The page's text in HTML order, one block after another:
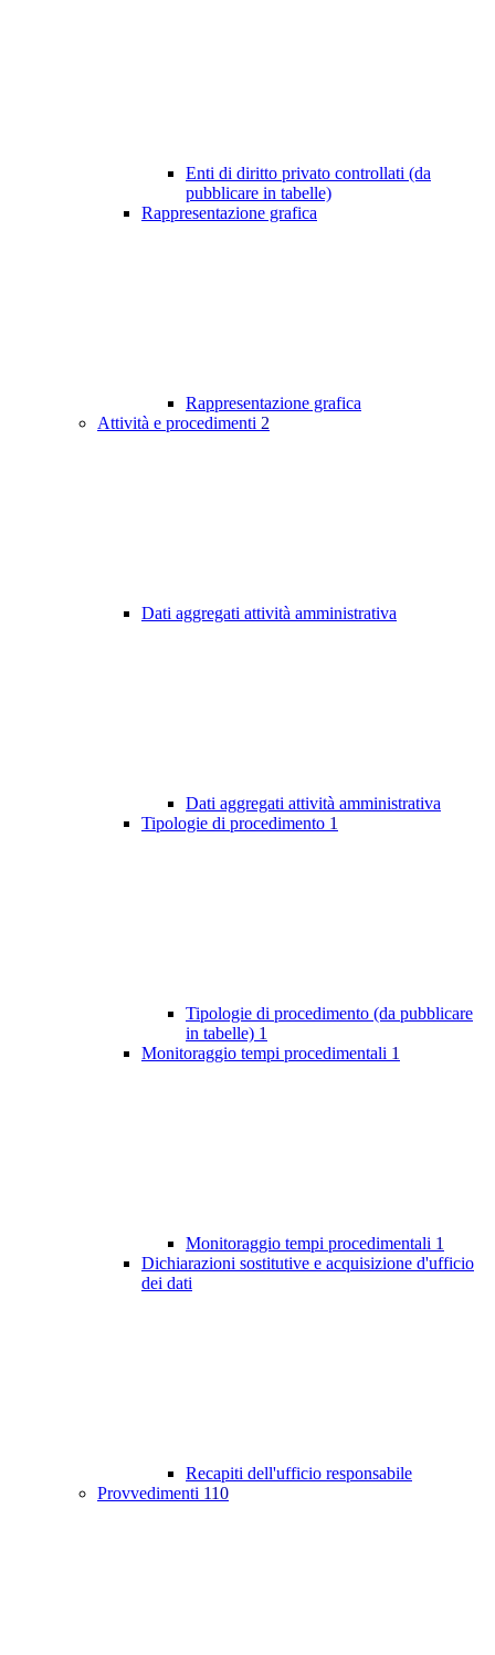
Enti di diritto privato controllati (da
pubblicare in tabelle)
Rappresentazione grafica
Rappresentazione grafica
Attività e procedimenti 2
Dati aggregati attività amministrativa
Dati aggregati attività amministrativa
Tipologie di procedimento 1
Tipologie di procedimento (da pubblicare
in tabelle) 1
Monitoraggio tempi procedimentali 1
Monitoraggio tempi procedimentali 1
Dichiarazioni sostitutive e acquisizione d'ufficio
dei dati
Recapiti dell'ufficio responsabile
Provvedimenti 110